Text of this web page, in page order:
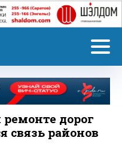
дорог
связь районов